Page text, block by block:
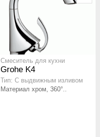
Смеситель для кухни
Grohe K4
Тип: С выдвижным изливом
Материал хром, 360°..